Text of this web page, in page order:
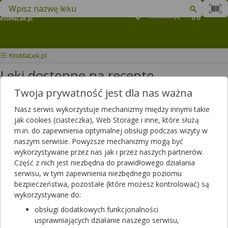
lokalizację
Znajdź lek w swojej okolicy
KtoMaLek.pl
Leki dostępne na receptę -
KtoMaLek.pl
Wybierz grupę produktów
Krew i układ krwiotwórczy
Leki hormonalne
Leki immunomodulujące
Leki przeciwinfekcyjne stosowane ogólnie
Twoja prywatność jest dla nas ważna
Nasz serwis wykorzystuje mechanizmy między innymi takie
jak cookies (ciasteczka), Web Storage i inne, które służą
m.in. do zapewnienia optymalnej obsługi podczas wizyty w
naszym serwisie. Powyższe mechanizmy mogą być
wykorzystywane przez nas jak i przez naszych partnerów.
Część z nich jest niezbędna do prawidłowego działania
serwisu, w tym zapewnienia niezbędnego poziomu
bezpieczeństwa, pozostałe (które możesz kontrolować) są
wykorzystywane do:
obsługi dodatkowych funkcjonalności
usprawniających działanie naszego serwisu,